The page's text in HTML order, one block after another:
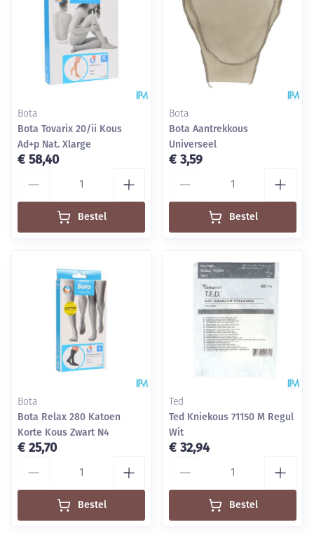
Bota
Bota Tovarix 20/ii Kous
Ad+p Nat. Xlarge
€ 58,40
Bestel
Bota
Bota Aantrekkous
Universeel
€ 3,59
Bestel
Bota
Bota Relax 280 Katoen
Korte Kous Zwart N4
€ 25,70
Bestel
Ted
Ted Kniekous 71150 M Regul
Wit
€ 32,94
Bestel